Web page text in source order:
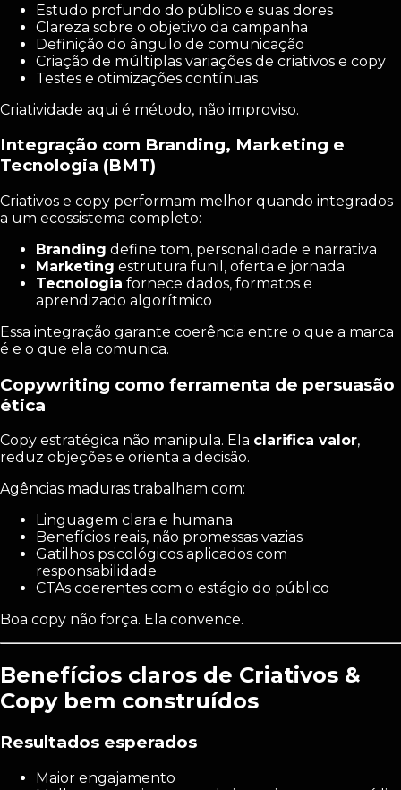
Estudo profundo do público e suas dores
Clareza sobre o objetivo da campanha
Definição do ângulo de comunicação
Criação de múltiplas variações de criativos e copy
Testes e otimizações contínuas
Criatividade aqui é método, não improviso.
Integração com Branding, Marketing e
Tecnologia (BMT)
Criativos e copy performam melhor quando integrados
a um ecossistema completo:
Branding define tom, personalidade e narrativa
Marketing estrutura funil, oferta e jornada
Tecnologia fornece dados, formatos e
aprendizado algorítmico
Essa integração garante coerência entre o que a marca
é e o que ela comunica.
Copywriting como ferramenta de persuasão
ética
Copy estratégica não manipula. Ela clarifica valor,
reduz objeções e orienta a decisão.
Agências maduras trabalham com:
Linguagem clara e humana
Benefícios reais, não promessas vazias
Gatilhos psicológicos aplicados com
responsabilidade
CTAs coerentes com o estágio do público
Boa copy não força. Ela convence.
Benefícios claros de Criativos &
Copy bem construídos
Resultados esperados
Maior engajamento